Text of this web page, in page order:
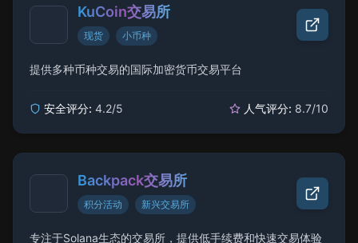
KuCoin交易所
现货 小币种
提供多种币种交易的国际加密货币交易平台
安全评分: 4.2/5 人气评分: 8.7/10
Backpack交易所
积分活动 新兴交易所
专注于Solana生态的交易所，提供低手续费和快速交易体验